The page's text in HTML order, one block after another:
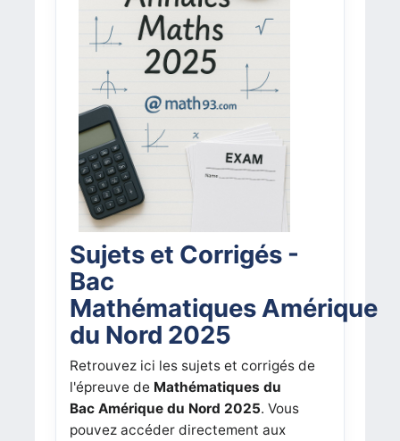
Sujets et Corrigés -
Bac
Mathématiques Amérique
du Nord 2025
Retrouvez ici les sujets et corrigés de
l'épreuve de Mathématiques du
Bac Amérique du Nord 2025. Vous
pouvez accéder directement aux